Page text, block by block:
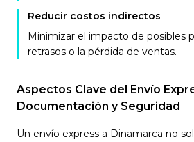
Reducir costos indirectos
Minimizar el impacto de posibles
retrasos o la pérdida de ventas.
Aspectos Clave del Envío
Documentación y Seguridad
Un envío express a Dinamarca no